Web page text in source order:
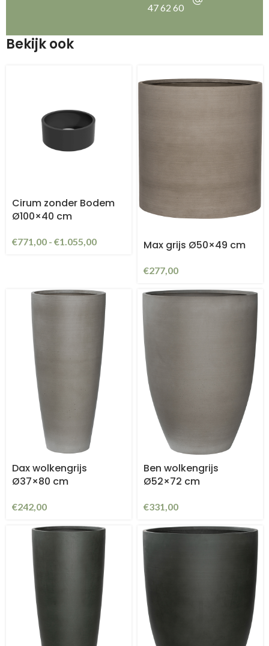
47 62 60
Bekijk ook
Cirum zonder Bodem
Ø100×40 cm
€771,00 - €1.055,00 Max grijs Ø50×49 cm
€277,00
Dax wolkengrijs
Ø37×80 cm
€242,00
Ben wolkengrijs
Ø52×72 cm
€331,00